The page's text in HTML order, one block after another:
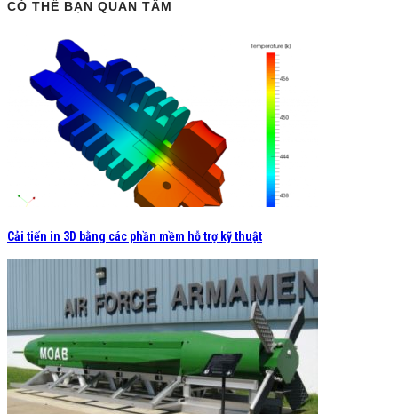
CÓ THỂ BẠN QUAN TÂM
Cải tiến in 3D bằng các phần mềm hỗ trợ kỹ thuật